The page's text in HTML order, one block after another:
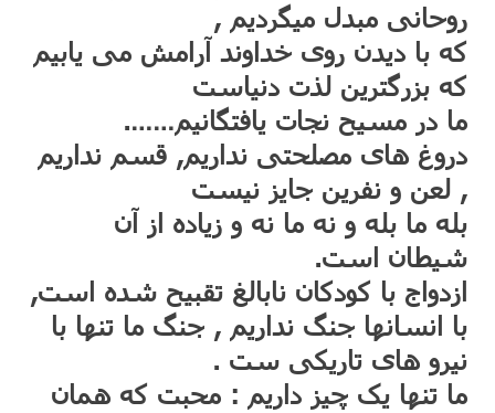
روحانی مبدل میگردیم ,
که با دیدن روی خداوند آرامش می یابیم
که بزرگترین لذت دنیاست
ما در مسیح نجات یافتگانیم…….
دروغ های مصلحتی نداریم, قسم نداریم
, لعن و نفرین جایز نیست
بله ما بله و نه ما نه و زیاده از آن
شیطان است.
ازدواج با کودکان نابالغ تقبیح شده است,
با انسانها جنگ نداریم , جنگ ما تنها با
نیرو های تاریکی ست .
ما تنها یک چیز داریم : محبت که همان